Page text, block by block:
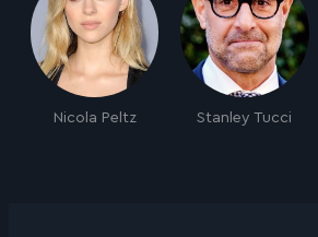
Nicola Peltz Stanley Tucci